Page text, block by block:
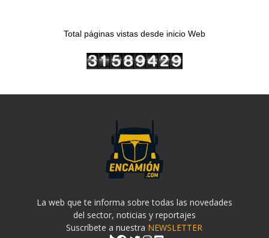
Total páginas vistas desde inicio Web
La web que te informa sobre todas las novedades
del sector, noticias y reportajes
Suscríbete a nuestra NEWSLETTER